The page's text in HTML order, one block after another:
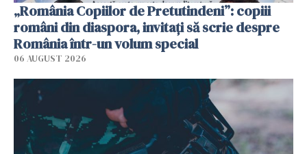
„România Copiilor de Pretutindeni”: copiii
români din diaspora, invitați să scrie despre
România într-un volum special
06 AUGUST 2026